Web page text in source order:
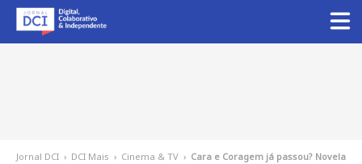
Jornal DCI › DCI Mais › Cinema & TV › Cara e Coragem já passou? Novela